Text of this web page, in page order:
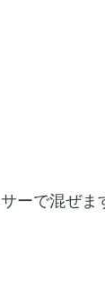
ーで混ぜ